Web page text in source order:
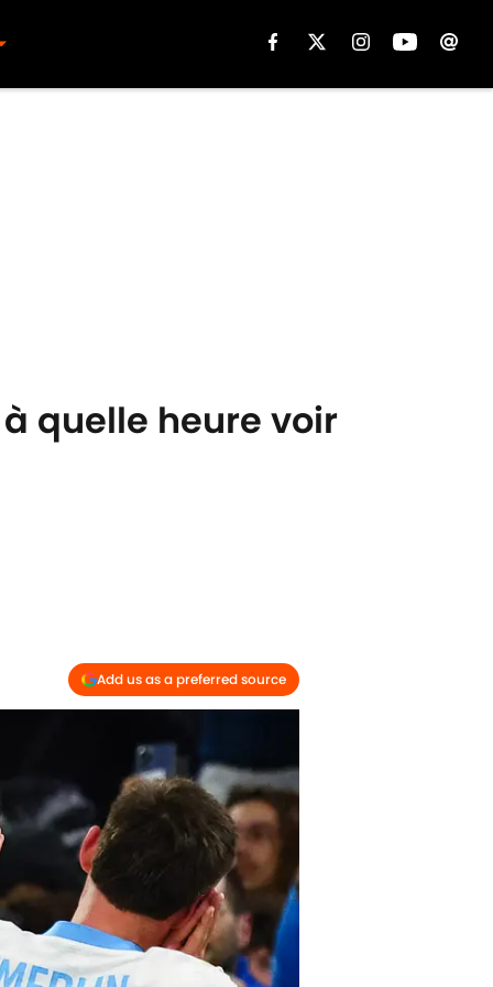
quelle heure voir
Add us as a preferred source